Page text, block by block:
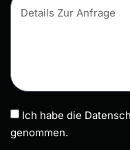
Ich habe die
genommen.